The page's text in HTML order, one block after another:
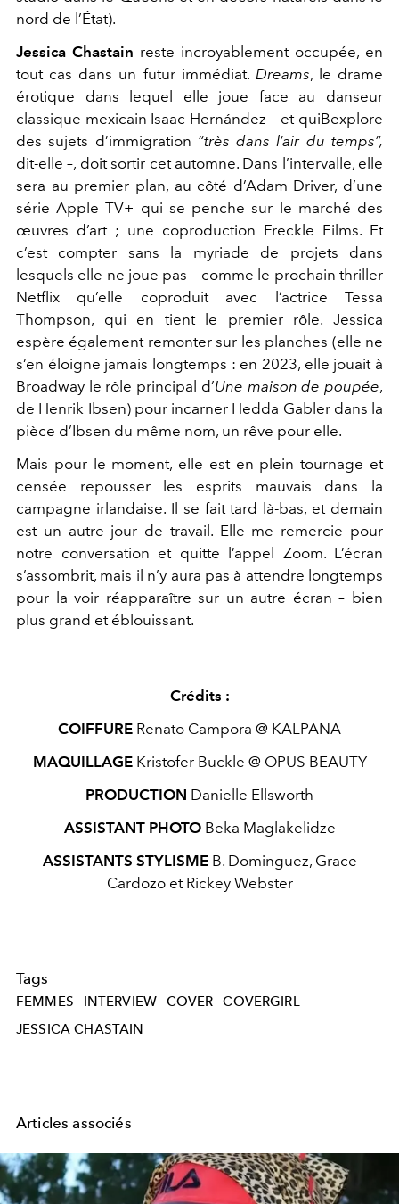
nord de l’État).
Jessica Chastain reste incroyablement occupée, en
tout cas dans un futur immédiat. Dreams, le drame
érotique dans lequel elle joue face au danseur
classique mexicain Isaac Hernández – et quiBexplore
des sujets d’immigration “très dans l’air du temps”,
dit-elle –, doit sortir cet automne. Dans l’intervalle, elle
sera au premier plan, au côté d’Adam Driver, d’une
sérieApple TV+ qui se penche sur le marché des
œuvres d’art ; une coproduction Freckle Films. Et
c’est compter sans la myriade de projets dans
lesquels elle ne joue pas – comme le prochain thriller
Netflix qu’elle coproduit avec l’actrice Tessa
Thompson, qui en tient le premier rôle. Jessica
espère également remonter sur les planches (elle ne
s’en éloigne jamais longtemps : en 2023, elle jouait à
Broadway le rôle principal d’Une maisonde poupée,
de Henrik Ibsen) pour incarner Hedda Gabler dans la
pièce d’Ibsen du même nom, un rêve pour elle.
Mais pour le moment, elle est en plein tournage et
censée repousser les esprits mauvais dans la
campagne irlandaise. Il se fait tard là-bas, et demain
est un autre jour de travail. Elle me remercie pour
notre conversation et quitte l’appel Zoom. L’écran
s’assombrit, mais il n’y aura pas à attendre longtemps
pour la voir réapparaître sur un autre écran – bien
plus grand et éblouissant.
Crédits :
COIFFURE Renato Campora @ KALPANA
MAQUILLAGE Kristofer Buckle @ OPUS BEAUTY
PRODUCTION Danielle Ellsworth
ASSISTANT PHOTO Beka Maglakelidze
ASSISTANTS STYLISME B. Dominguez, Grace
Cardozo et Rickey Webster
Tags
FEMMES INTERVIEW COVER
COVERGIRL
JESSICA CHASTAIN
Articles associés